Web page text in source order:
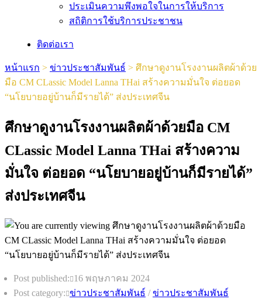
ประเมินความพึงพอใจในการให้บริการ
สถิติการใช้บริการประชาชน
ติดต่อเรา
หน้าแรก > ข่าวประชาสัมพันธ์ > ศึกษาดูงานโรงงานผลิตผ้าด้วย
มือ CM CLassic Model Lanna THai สร้างความมั่นใจ ต่อยอด
“นโยบายอยู่บ้านก็มีรายได้” ส่งประเทศจีน
ศึกษาดูงานโรงงานผลิตผ้าด้วยมือ CM
CLassic Model Lanna THai สร้างความ
มั่นใจ ต่อยอด “นโยบายอยู่บ้านก็มีรายได้”
ส่งประเทศจีน
Post published: 16 พฤษภาคม 2024
Post category: ข่าวประชาสัมพันธ์ / ข่าวประชาสัมพันธ์